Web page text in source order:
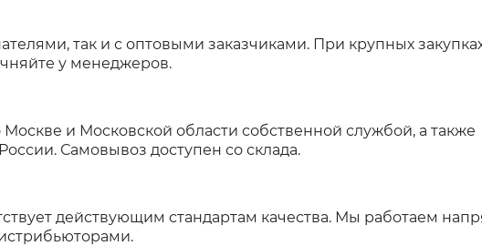
так и с оптовыми заказчиками. При крупных
у менеджеров.
и Московской области собственной службой, а также
Самовывоз доступен со склада.
действующим стандартам качества. Мы работаем